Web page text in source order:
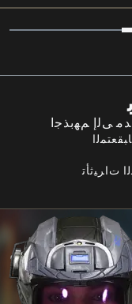
ﻰﻟﺇ ﻢﻬﺑﺬﺟﺍ
ﺕﺍﺮﻴﺛﺄﺗ